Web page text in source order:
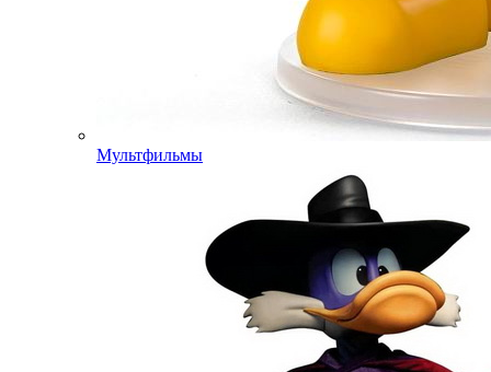
Мультфильмы